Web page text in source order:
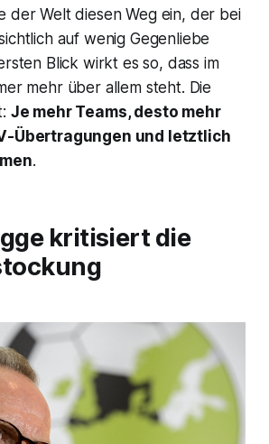
der Welt diesen Weg ein, der bei
auf wenig Gegenliebe
Blick wirkt es so, dass im
mehr über allem steht. Die
Je mehr Teams, desto mehr
Übertragungen und letztlich
.
kritisiert die